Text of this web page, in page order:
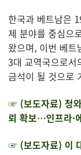
한국과 베트남은
제 분야를 중심으
왔으며, 이번 베
3대 교역국으로서
금석이 될 것으로
☞ (보도자료) 청
뢰 확보…인프라·
☞ (보도자료) 이